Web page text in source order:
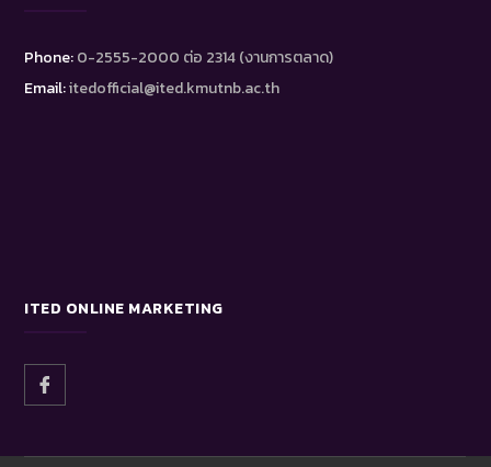
Phone:0-2555-2000 ต่อ 2314 (งานการตลาด)
Email:itedofficial@ited.kmutnb.ac.th
ITED ONLINE MARKETING